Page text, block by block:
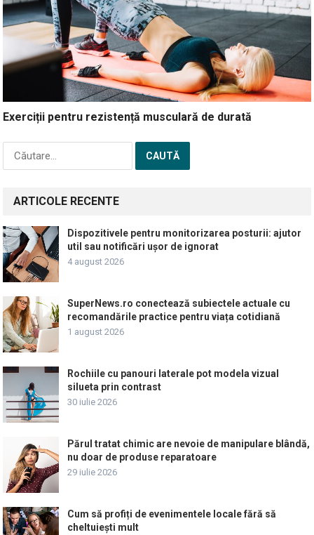
Exerciții pentru rezistență musculară de durată
Caută
după:
ARTICOLE RECENTE
Dispozitivele pentru monitorizarea posturii: ajutor
util sau notificări ușor de ignorat
4 august 2026
SuperNews.ro conectează subiectele actuale cu
recomandările practice pentru viața cotidiană
1 august 2026
Rochiile cu panouri laterale pot modela vizual
silueta prin contrast
30 iulie 2026
Părul tratat chimic are nevoie de manipulare blândă,
nu doar de produse reparatoare
29 iulie 2026
Cum să profiți de evenimentele locale fără să
cheltuiești mult